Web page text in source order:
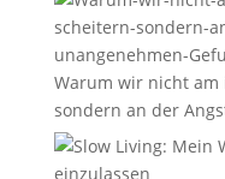
Warum wir nicht
sondern an der